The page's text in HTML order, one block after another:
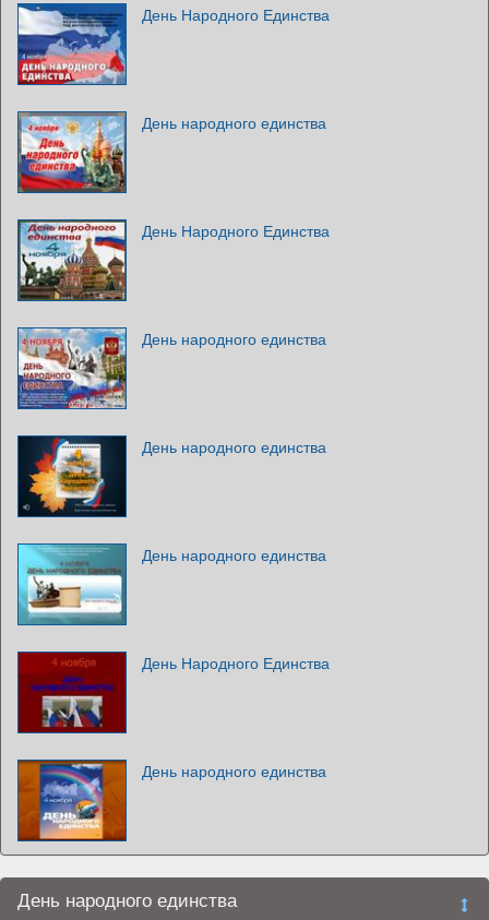
День Народного Единства
День народного единства
День Народного Единства
День народного единства
День народного единства
День народного единства
День Народного Единства
День народного единства
День народного единства